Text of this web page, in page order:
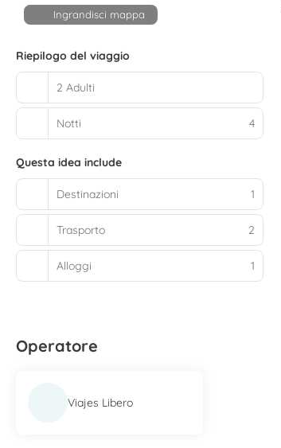
Ingrandisci mappa
Riepilogo del viaggio
2 Adulti
Notti 4
Questa idea include
Destinazioni 1
Trasporto 2
Alloggi 1
Operatore
Viajes Libero